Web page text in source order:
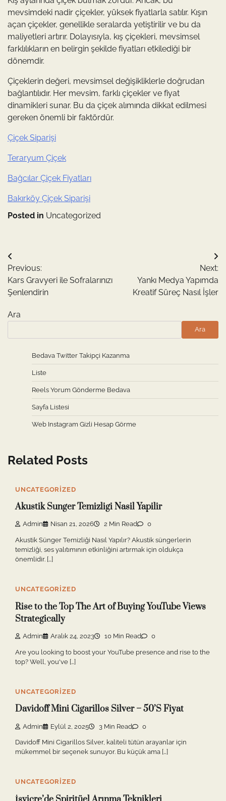
mevsimdeki nadir çiçekler, yüksek fiyatlarla satılır. Kışın
açan çiçekler, genellikle seralarda yetiştirilir ve bu da
maliyetleri artırır. Dolayısıyla, kış çiçekleri, mevsimsel
farklılıkların en belirgin şekilde fiyatları etkilediği bir
dönemdir.
Çiçeklerin değeri, mevsimsel değişikliklerle doğrudan
bağlantılıdır. Her mevsim, farklı çiçekler ve fiyat
dinamikleri sunar. Bu da çiçek alımında dikkat edilmesi
gereken önemli bir faktördür.
Çiçek Siparişi
Teraryum Çiçek
Bağcılar Çiçek Fiyatları
Bakırköy Çiçek Siparişi
Posted in Uncategorized
Yazı
gezinmesi
Previous:
Kars Gravyeri ile Sofralarınızı
Şenlendirin
Next:
Yankı Medya Yapımda
Kreatif Süreç Nasıl İşler
Ara
Ara
Bedava Twitter Takipçi Kazanma
Liste
Reels Yorum Gönderme Bedava
Sayfa Listesi
Web Instagram Gizli Hesap Görme
Related Posts
UNCATEGORIZED
Akustik Sunger Temizligi Nasil Yapilir
Admin Nisan 21, 2026 2 Min Read 0
Akustik Sünger Temizliği Nasıl Yapılır? Akustik süngerlerin
temizliği, ses yalıtımının etkinliğini artırmak için oldukça
önemlidir. […]
UNCATEGORIZED
Rise to the Top The Art of Buying YouTube Views
Strategically
Admin Aralık 24, 2023 10 Min Read 0
Are you looking to boost your YouTube presence and rise to the
top? Well, you've […]
UNCATEGORIZED
Davidoff Mini Cigarillos Silver – 50’S Fiyat
Admin Eylül 2, 2025 3 Min Read 0
Davidoff Mini Cigarillos Silver, kaliteli tütün arayanlar için
mükemmel bir seçenek sunuyor. Bu küçük ama […]
UNCATEGORIZED